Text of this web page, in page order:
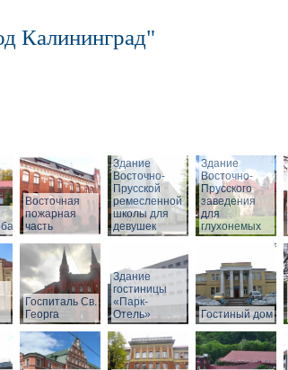
Калининград"
Восточная
пожарная
часть
Здание
Восточно-
Прусской
ремесленной
школы для
девушек
Здание
Восточно-
Прусского
заведения
для
глухонемых
Госпиталь Св.
Георга
Здание
гостиницы
«Парк-
Отель»
Гостиный дом